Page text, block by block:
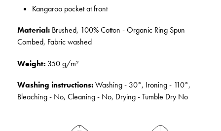
Kangaroo pocket at front
Material: Brushed, 100% Cotton - Organic Ring Spun
Combed, Fabric washed
Weight: 350 g/m²
Washing instructions:Washing - 30°, Ironing - 110°,
Bleaching - No, Cleaning - No, Drying - Tumble Dry No